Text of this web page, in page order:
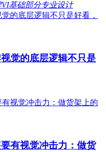
基础部分专业设计
觉的底层逻辑不只是
有视觉冲击力：做货